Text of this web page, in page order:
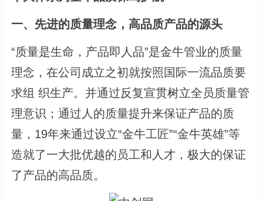
一、先进的质量理念，高品质产品的源头
“质量是生命，产品即人品”是金牛管业的质量
理念，在公司成立之初就按照国际一流品质要
求组 织生产。并通过反复宣贯树立全员质量管
理意识；通过人的质量提升来保证产品的质
量，19年来通过设立“金牛工匠”“金牛英雄”等
造就了一大批优越的员工和人才，极大的保证
了产品的高品质。